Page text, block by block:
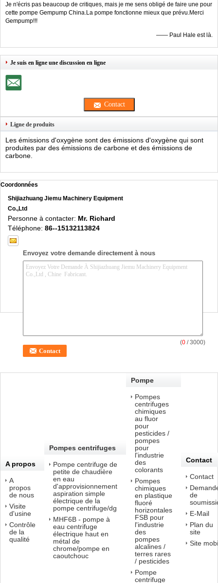
Je n'écris pas beaucoup de critiques, mais je me sens obligé de faire une pour
cette pompe Gempump China.La pompe fonctionne mieux que prévu.Merci
Gempump!!!
—— Paul Hale est là.
Je suis en ligne une discussion en ligne
Ligne de produits
Les émissions d'oxygène sont des émissions d'oxygène qui sont
produites par des émissions de carbone et des émissions de
carbone.
Coordonnées
Shijiazhuang Jiemu Machinery Equipment
Co.,Ltd
Personne à contacter: Mr. Richard
Téléphone: 86--15132113824
Envoyez votre demande directement à nous
(0 / 3000)
A propos
de nous
A
propos
de nous
Visite
d'usine
Contrôle
de la
qualité
Pompes centrifuges
électriques
Pompe centrifuge de
petite de chaudière
en eau
d'approvisionnement
aspiration simple
électrique de la
pompe centrifuge/dg
MHF6B - pompe à
eau centrifuge
électrique haut en
métal de
chrome/pompe en
caoutchouc
Pompe
centrifuge
Pompes
centrifuges
chimiques
au fluor
pour
pesticides /
pompes
pour
l'industrie
des
colorants
Pompes
chimiques
en plastique
fluoré
horizontales
FSB pour
l'industrie
des
pompes
alcalines /
terres rares
/ pesticides
Pompe
centrifuge
Contact
Contact
de
E-Mail
Plan du
site
Site